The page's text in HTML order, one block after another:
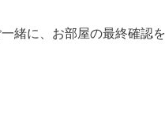
緒に、お部屋の最終確認